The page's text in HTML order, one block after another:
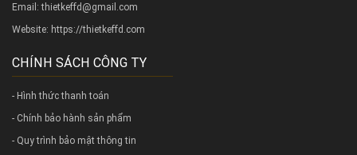
Email: thietkeffd@gmail.com
Website: https://thietkeffd.com
CHÍNH SÁCH CÔNG TY
- Hình thức thanh toán
- Chính bảo hành sản phẩm
- Quy trình bảo mật thông tin